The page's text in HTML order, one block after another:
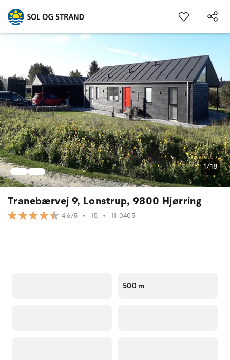
Tranebærvej 9, Lonstrup, 9800 Hjørring
4.6/5 • 15 • 11-0405
1/18
500 m